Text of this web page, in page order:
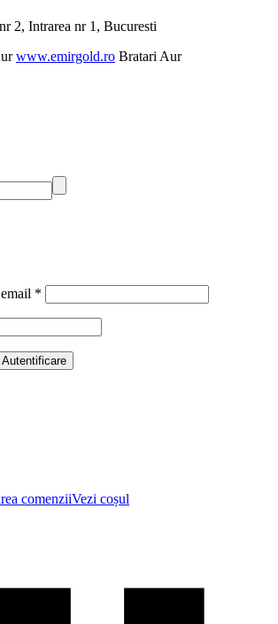
2, Intrarea nr 1, Bucuresti
www.emirgold.ro Bratari Aur
*
Autentificare
comenziiVezi coșul